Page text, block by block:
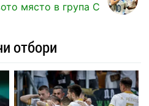
място в група С
отбори